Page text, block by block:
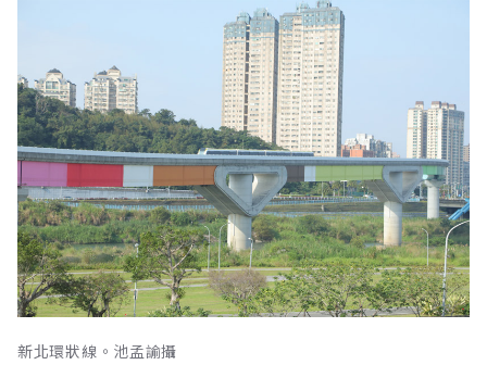
新北環狀線。池孟諭攝